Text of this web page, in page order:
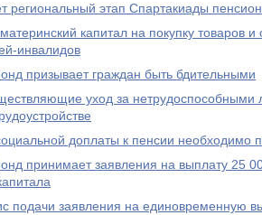
региональный этап Спартакиады
капитал на покупку товаров
инвалидов
призывает граждан быть бдительными
уход за
доплаты к пенсии необходимо
принимает заявления на выплату 25
подачи заявления на единовременную